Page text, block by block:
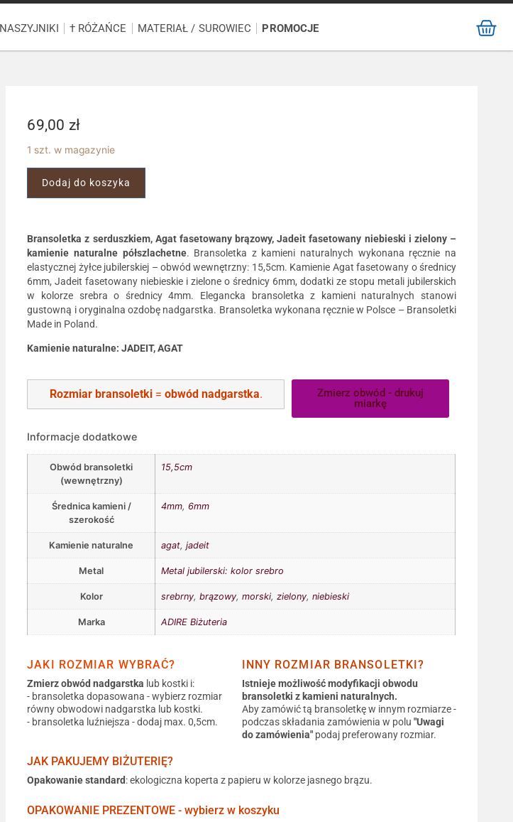
NASZYJNIKI † RÓŻAŃCE MATERIAŁ / SUROWIEC PROMOCJE
69,00 zł
1 szt. w magazynie
Dodaj do koszyka
Bransoletka z serduszkiem, Agat fasetowany brązowy, Jadeit fasetowany niebieski i zielony –
kamienie naturalne półszlachetne. Bransoletka z kamieni naturalnych wykonana ręcznie na
elastycznej żyłce jubilerskiej – obwód wewnętrzny: 15,5cm. Kamienie Agat fasetowany o średnicy
6mm, Jadeit fasetowany niebieskie i zielone o średnicy 6mm, dodatki ze stopu metali jubilerskich
w kolorze srebra o średnicy 4mm. Elegancka bransoletka z kamieni naturalnych stanowi
gustowną i oryginalna ozdobę nadgarstka. Bransoletka wykonana ręcznie w Polsce – Bransoletki
Made in Poland.
Kamienie naturalne: JADEIT, AGAT
Rozmiar bransoletki= obwód nadgarstka.
Zmierz obwód - drukuj
miarkę
Informacje dodatkowe
Obwód bransoletki
(wewnętrzny)
15,5cm
Średnica kamieni /
szerokość
4mm,6mm
Kamienie naturalne agat,jadeit
Metal Metal jubilerski: kolor srebro
Kolor srebrny,brązowy,morski,zielony,niebieski
Marka ADIRE Biżuteria
JAKI ROZMIAR WYBRAĆ?
Zmierz obwód nadgarstka lub kostki i:
- bransoletka dopasowana - wybierz rozmiar
równy obwodowi nadgarstka lub kostki.
- bransoletka luźniejsza - dodaj max. 0,5cm.
INNY ROZMIAR BRANSOLETKI?
Istnieje możliwość modyfikacji obwodu
bransoletki z kamieni naturalnych.
Aby zamówić tą bransoletkę w innym rozmiarze -
podczas składania zamówienia w polu "Uwagi
do zamówienia"podaj preferowany rozmiar.
JAK PAKUJEMY BIŻUTERIĘ?
Opakowanie standard: ekologiczna koperta z papieru w kolorze jasnego brązu.
OPAKOWANIE PREZENTOWE - wybierz w koszyku